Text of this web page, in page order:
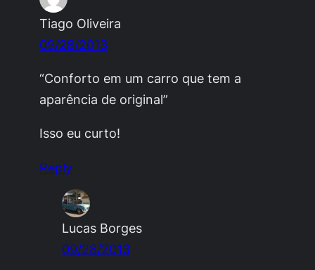
Tiago Oliveira
09/28/2013
“Conforto em um carro que tem a
aparência de original”
Isso eu curto!
Reply
Lucas Borges
09/28/2013